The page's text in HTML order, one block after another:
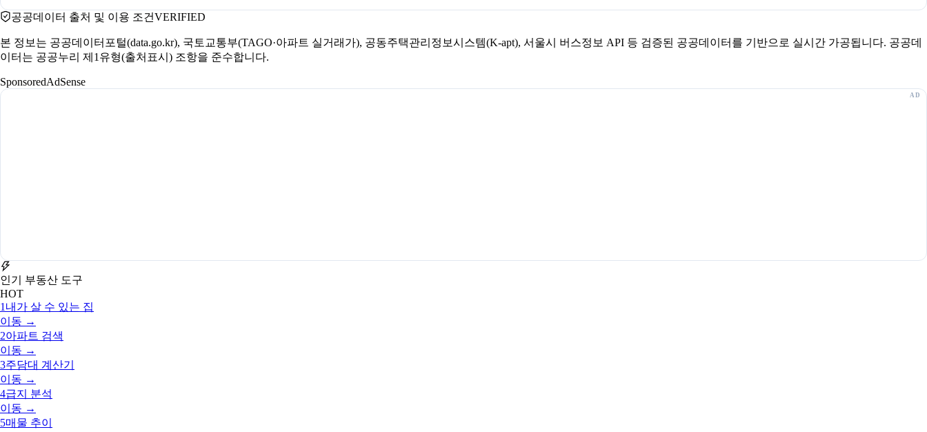
공공데이터 출처 및 이용 조건VERIFIED
본 정보는 공공데이터포털(data.go.kr), 국토교통부(TAGO·아파트 실거래가), 공동주택관리정보시스템(K-apt), 서울시 버스정보 API 등 검증된 공공데이터를 기반으로 실시간 가공됩니다. 공공데
이터는 공공누리 제1유형(출처표시) 조항을 준수합니다.
SponsoredAdSense
인기 부동산 도구
HOT
1 내가 살 수 있는 집
이동 →
2아파트 검색
이동 →
3주담대 계산기
이동 →
4급지 분석
이동 →
5매물 추이